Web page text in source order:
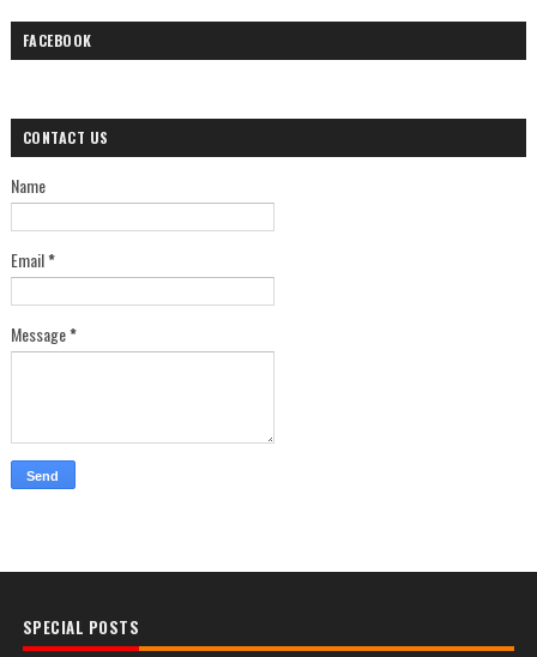
FACEBOOK
CONTACT US
Name
Email*
Message*
SPECIAL POSTS